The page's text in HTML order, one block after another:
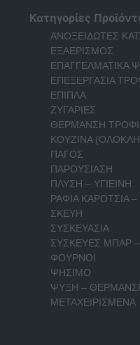
Κατηγορίες
ΑΝΟΞΕΙΔΩΤΕΣ
ΕΞΑΕΡΙΣΜΟΣ
ΕΠΑΓΓΕΛΜΑΤΙΚΑ
ΕΠΕΞΕΡΓΑΣΙΑ
ΕΠΙΠΛΑ
ΖΥΓΑΡΙΕΣ
ΘΕΡΜΑΝΣΗ
ΚΟΥΖΙΝΑ
ΠΑΓΟΣ
ΠΑΡΟΥΣΙΑΣΗ
ΠΛΥΣΗ – ΥΓΙΕΙΝΗ
ΡΑΦΙΑ ΚΑΡΟΤΣΙΑ
ΣΚΕΥΗ
ΣΥΣΚΕΥΑΣΙΑ
ΣΥΣΚΕΥΕΣ ΜΠΑΡ
ΦΟΥΡΝΟΙ
ΨΗΣΙΜΟ
ΨΥΞΗ –
ΜΕΤΑΧΕΙΡΙΣΜΕΝΑ